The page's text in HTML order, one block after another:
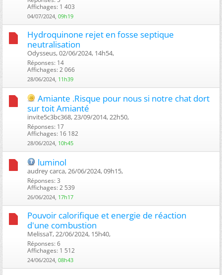
Affichages: 1 403
04/07/2024, 09h19
Hydroquinone rejet en fosse septique
neutralisation
Odysseus, 02/06/2024, 14h54, ‎
Réponses: 14
Affichages: 2 066
28/06/2024, 11h39
Amiante .Risque pour nous si notre chat dort
sur toit Amianté
invite5c3bc368, 23/09/2014, 22h50, ‎
Réponses: 17
Affichages: 16 182
28/06/2024, 10h45
luminol
audrey carca, 26/06/2024, 09h15, ‎
Réponses: 3
Affichages: 2 539
26/06/2024, 17h17
Pouvoir calorifique et energie de réaction
d'une combustion
MelissaT, 22/06/2024, 15h40, ‎
Réponses: 6
Affichages: 1 512
24/06/2024, 08h43